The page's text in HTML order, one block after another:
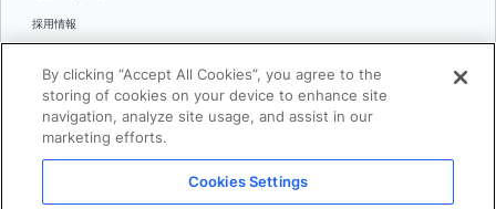
採用情報
言語
日本語
By clicking “Accept All Cookies”, you agree to the
storing of cookies on your device to enhance site
navigation, analyze site usage, and assist in our
marketing efforts.
Cookies Settings